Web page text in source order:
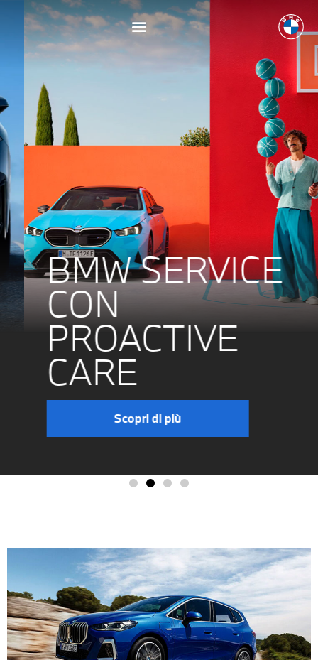
BMW SERVICE
CON
PROACTIVE
CARE
Scopri di più